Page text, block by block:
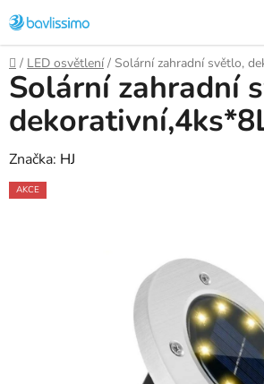
na
obsah
Domů
/ LED osvětlení / Solární zahradní světlo,
Solární zahradní
Značka: HJ
AKCE